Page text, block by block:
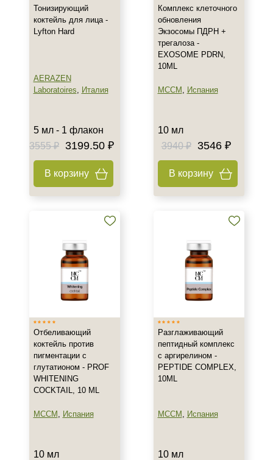
Тонизирующий
коктейль для лица -
Lyfton Hard
AERAZEN
Laboratoires, Италия
5 мл - 1 флакон
3555 ₽
3199.50 ₽
В корзину
Комплекс клеточного
обновления
Экзосомы ПДРН +
трегалоза -
EXOSOME PDRN,
10ML
MCCM , Испания
10 мл
3940 ₽
3546 ₽
В корзину
Отбеливающий
коктейль против
пигментации с
глутатионом - PROF
WHITENING
COCKTAIL, 10 ML
MCCM , Испания
10 мл
Разглаживающий
пептидный комплекс
с аргирелином -
PEPTIDE COMPLEX,
10ML
MCCM , Испания
10 мл
Не показывать предложение о консультации
+7 (495) 640-58-89